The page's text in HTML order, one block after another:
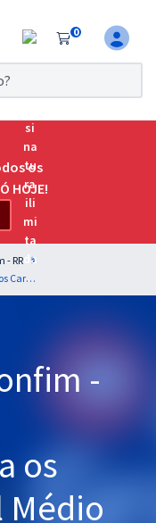
0
os
HOJE!
- RR
Prefeitura de Bonfim - RR - Língua Portuguesa para os Cargos de Nível Médio com os Professores Letícia Bastos e Wagner Sousa
-
os
Médio